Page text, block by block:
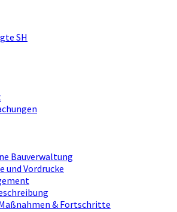
SH
Bauverwaltung
und Vordrucke
& Fortschritte